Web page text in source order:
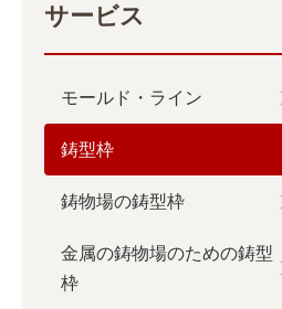
サービス
モールド・ライン
鋳型枠
鋳物場の鋳型枠
金属の鋳物場のための鋳型
枠